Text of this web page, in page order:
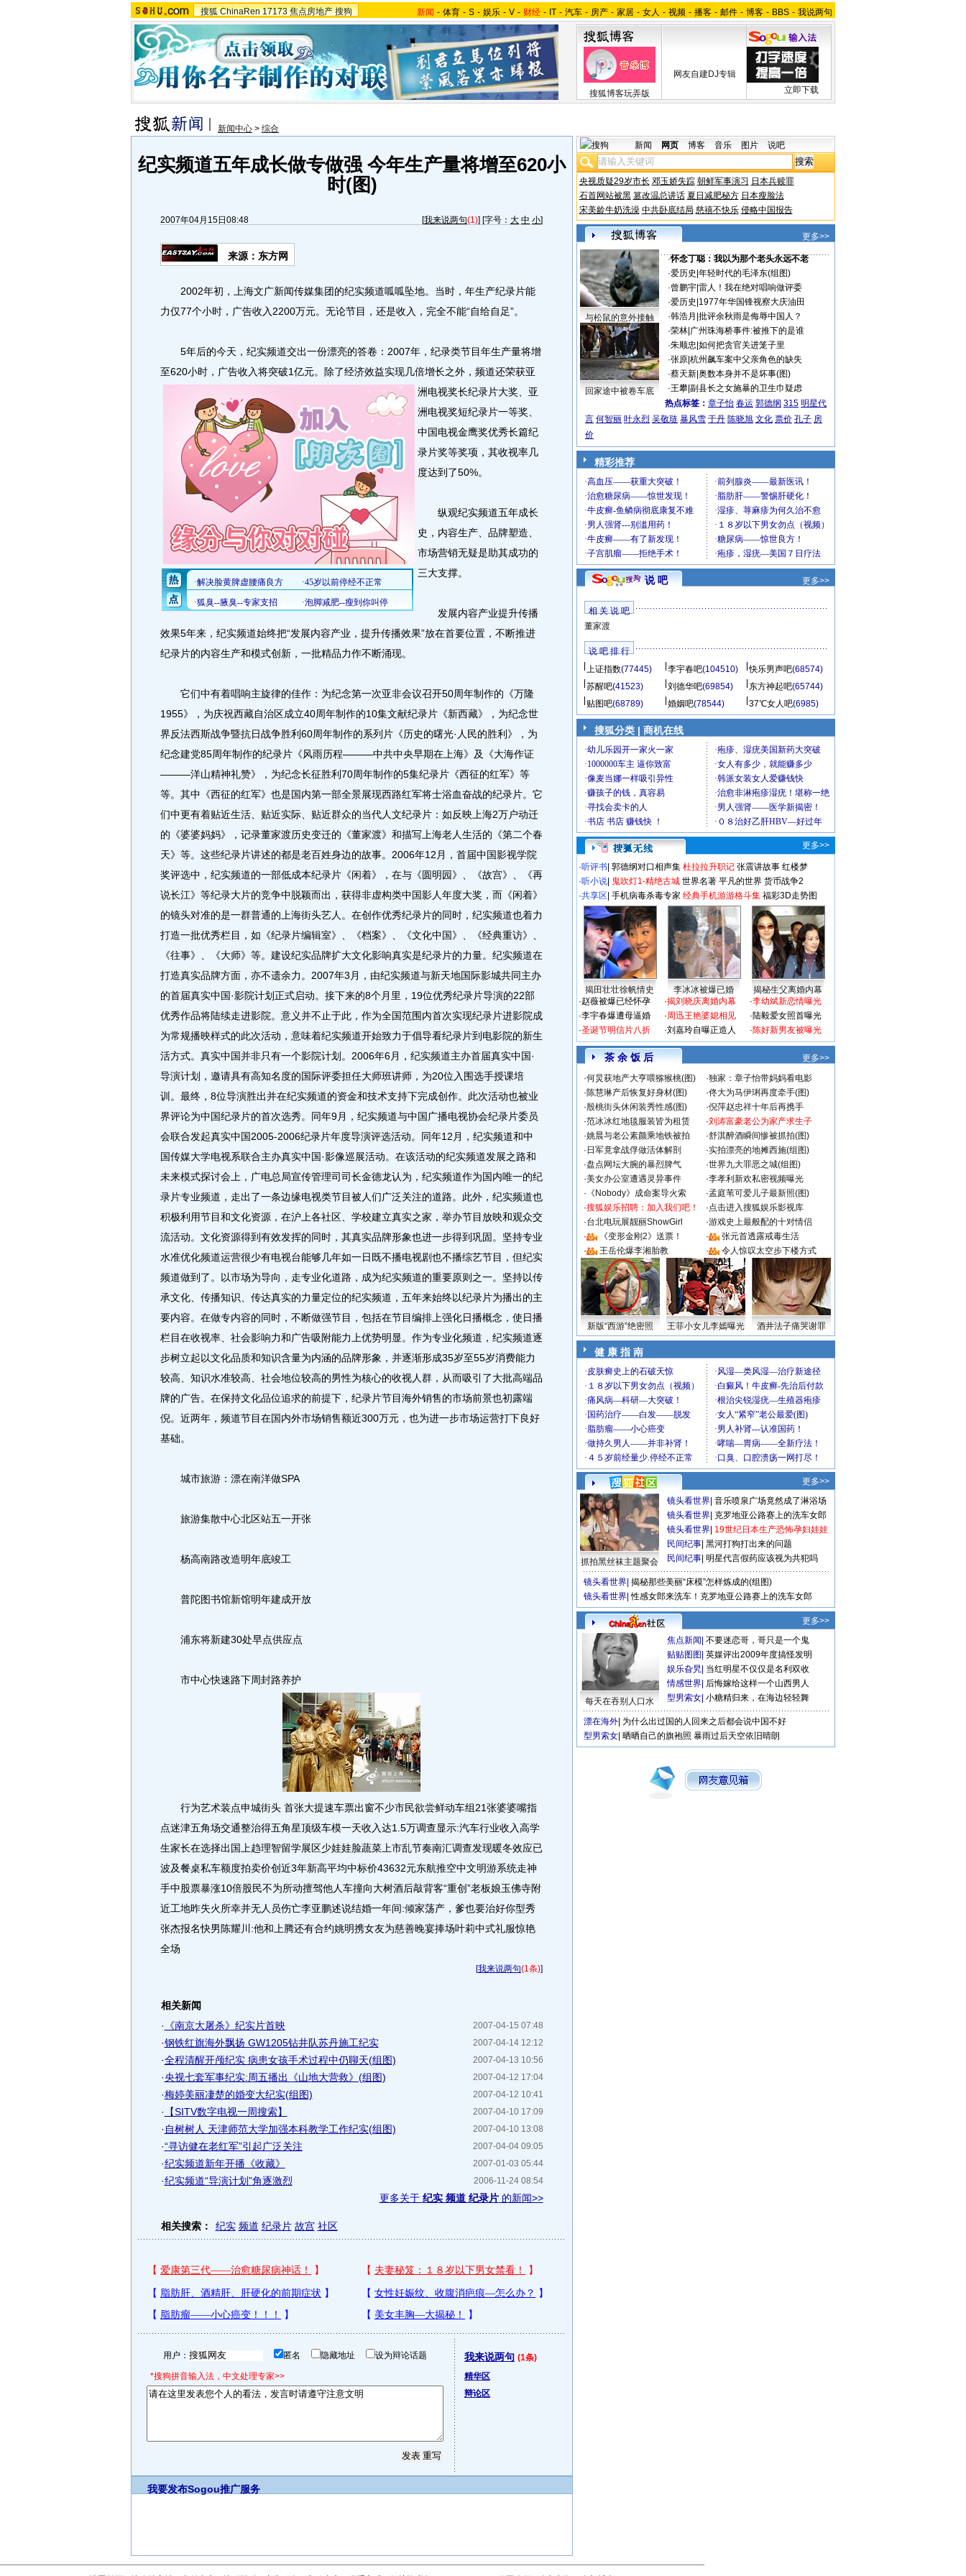
搜狐 ChinaRen 17173 焦点房地产 搜狗 新闻 - 体育 - S - 娱乐 - V - 财经 - IT - 汽车 - 房产 - 家居 - 女人 - 视频 - 播客 - 邮件 - 博客 - BBS - 我说两句
搜狐博客玩弄版
网友自建DJ专辑
立即下载
新闻中心 > 综合
纪实频道五年成长做专做强 今年生产量将增至620小
时(图)
2007年04月15日08:48 [我来说两句(1)] [字号： 大 中 小]
来源：东方网
2002年初，上海文广新闻传媒集团的纪实频道呱呱坠地。当时，年生产纪录片能
力仅77个小时，广告收入2200万元。无论节目，还是收入，完全不能“自给自足”。
5年后的今天，纪实频道交出一份漂亮的答卷：2007年，纪录类节目年生产量将增
至620小时，广告收入将突破1亿元。 除了经济效益实现几倍增长之外，频道还荣获亚
洲电视奖长纪录片大奖、亚
洲电视奖短纪录片一等奖、
中国电视金鹰奖优秀长篇纪
录片奖等奖项，其收视率几
度达到了50%。
纵观纪实频道五年成长
史，内容生产、品牌塑造、
市场营销无疑是助其成功的
三大支撑。
发展内容产业提升传播
效果5年来，纪实频道始终把“发展内容产业，提升传播效果”放在首要位置，不断推进
纪录片的内容生产和模式创新，一批精品力作不断涌现。
它们中有着唱响主旋律的佳作：为纪念第一次亚非会议召开50周年制作的《万隆
1955》，为庆祝西藏自治区成立40周年制作的10集文献纪录片《新西藏》，为纪念世
界反法西斯战争暨抗日战争胜利60周年制作的系列片《历史的曙光·人民的胜利》，为
纪念建党85周年制作的纪录片《风雨历程———中共中央早期在上海》及《大海作证
———洋山精神礼赞》，为纪念长征胜利70周年制作的5集纪录片《西征的红军》等
等。其中《西征的红军》也是国内第一部全景展现西路红军将士浴血奋战的纪录片。它
们中更有着贴近生活、贴近实际、贴近群众的当代人文纪录片：如反映上海2万户动迁
的《婆婆妈妈》，记录董家渡历史变迁的《董家渡》和描写上海老人生活的《第二个春
天》等。这些纪录片讲述的都是老百姓身边的故事。2006年12月，首届中国影视学院
奖评选中，纪实频道的一部低成本纪录片《闲着》，在与《圆明园》、《故宫》、《再
说长江》等纪录大片的竞争中脱颖而出，获得非虚构类中国影人年度大奖，而《闲着》
的镜头对准的是一群普通的上海街头艺人。在创作优秀纪录片的同时，纪实频道也着力
打造一批优秀栏目，如《纪录片编辑室》、《档案》、《文化中国》、《经典重访》、
《往事》、《大师》等。建设纪实品牌扩大文化影响真实是纪录片的力量。纪实频道在
打造真实品牌方面，亦不遗余力。2007年3月，由纪实频道与新天地国际影城共同主办
的首届真实中国·影院计划正式启动。接下来的8个月里，19位优秀纪录片导演的22部
优秀作品将陆续走进影院。意义并不止于此，作为全国范围内首次实现纪录片进影院成
为常规播映样式的此次活动，意味着纪实频道开始致力于倡导看纪录片到电影院的新生
活方式。真实中国并非只有一个影院计划。2006年6月，纪实频道主办首届真实中国·
导演计划，邀请具有高知名度的国际评委担任大师班讲师，为20位入围选手授课培
训。最终，8位导演胜出并在纪实频道的资金和技术支持下完成创作。此次活动也被业
界评论为中国纪录片的首次选秀。同年9月，纪实频道与中国广播电视协会纪录片委员
会联合发起真实中国2005-2006纪录片年度导演评选活动。同年12月，纪实频道和中
国传媒大学电视系联合主办真实中国·影像巡展活动。在该活动的纪实频道发展之路和
未来模式探讨会上，广电总局宣传管理司司长金德龙认为，纪实频道作为国内唯一的纪
录片专业频道，走出了一条边缘电视类节目被人们广泛关注的道路。此外，纪实频道也
积极利用节目和文化资源，在沪上各社区、学校建立真实之家，举办节目放映和观众交
流活动。文化资源得到有效发挥的同时，其真实品牌形象也进一步得到巩固。坚持专业
水准优化频道运营很少有电视台能够几年如一日既不播电视剧也不播综艺节目，但纪实
频道做到了。以市场为导向，走专业化道路，成为纪实频道的重要原则之一。坚持以传
承文化、传播知识、传达真实的力量定位的纪实频道，五年来始终以纪录片为播出的主
要内容。在做专内容的同时，不断做强节目，包括在节目编排上强化日播概念，使日播
栏目在收视率、社会影响力和广告吸附能力上优势明显。作为专业化频道，纪实频道逐
步树立起以文化品质和知识含量为内涵的品牌形象，并逐渐形成35岁至55岁消费能力
较高、知识水准较高、社会地位较高的男性为核心的收视人群，从而吸引了大批高端品
牌的广告。在保持文化品位追求的前提下，纪录片节目海外销售的市场前景也初露端
倪。近两年，频道节目在国内外市场销售额近300万元，也为进一步市场运营打下良好
基础。
城市旅游：漂在南洋做SPA
旅游集散中心北区站五一开张
杨高南路改造明年底竣工
普陀图书馆新馆明年建成开放
浦东将新建30处早点供应点
市中心快速路下周封路养护
行为艺术装点申城街头 首张大提速车票出窗不少市民欲尝鲜动车组21张婆婆嘴指
点迷津五角场交通整治得五角星顶级车模一天收入达1.5万调查显示:汽车行业收入高学
生家长在选择出国上趋理智留学展区少娃娃脸蔬菜上市乱节奏南汇调查发现暖冬效应已
波及餐桌私车额度拍卖价创近3年新高平均中标价43632元东航推空中文明游系统走神
手中股票暴涨10倍股民不为所动擅驾他人车撞向大树酒后敲背客“重创”老板娘玉佛寺附
近工地昨失火所幸并无人员伤亡李亚鹏述说结婚一年间:倾家荡产，爹也要治好你型秀
张杰报名快男陈耀川:他和上腾还有合约姚明携女友为慈善晚宴捧场叶莉中式礼服惊艳
全场
[我来说两句(1条)]
相关新闻
2007-04-15 07:48
· 《南京大屠杀》纪实片首映
2007-04-14 12:12
·钢铁红旗海外飘扬 GW1205钻井队苏丹施工纪实
2007-04-13 10:56
·全程清醒开颅纪实 病患女孩手术过程中仍聊天(组图)
2007-04-12 17:04
·央视七套军事纪实:周五播出《山地大营救》(组图)
2007-04-12 10:41
·梅婷美丽凄楚的婚变大纪实(组图)
2007-04-10 17:09
· 【SITV数字电视一周搜索】
2007-04-10 13:08
· 自树树人 天津师范大学加强本科教学工作纪实(组图)
2007-04-04 09:05
·“寻访健在老红军”引起广泛关注
2007-01-03 05:44
·纪实频道新年开播《收藏》
2006-11-24 08:54
·纪实频道“导演计划”角逐激烈
更多关于 纪实 频道 纪录片的新闻>>
相关搜索： 纪实 频道 纪录片 故宫 社区
用户： 匿名 隐藏地址 设为辩论话题
*搜狗拼音输入法，中文处理专家>>
我来说两句 (1条)
精华区
辩论区
我要发布Sogou推广服务
新闻 网页 博客 音乐 图片 说吧
央视质疑29岁市长 邓玉娇失踪 朝鲜军事演习 日本兵赎罪
石首网站被黑 篡改温总讲话 夏日减肥秘方 日本瘦脸法
宋美龄牛奶洗澡 中共卧底结局 慈禧不快乐 侵略中国报告
更多>>
与松鼠的意外接触
回家途中被卷车底
·怀念丁聪：我以为那个老头永远不老
·爱历史 年轻时代的毛泽东(组图)
·曾鹏宇| 雷人！我在绝对唱响做评委
·爱历史 1977年华国锋视察大庆油田
·韩浩月 批评余秋雨是侮辱中国人？
·荣林| 广州珠海桥事件:被推下的是谁
·朱顺忠 如何把贪官关进笼子里
·张原| 杭州飙车案中父亲角色的缺失
·蔡天新| 奥数本身并不是坏事(图)
·王攀| 副县长之女施暴的卫生巾疑虑
热点标签： 章子怡 春运 郭德纲 315 明星代
言 何智丽 叶永烈 吴敬琏 暴风雪 于丹 陈晓旭 文化 票价 孔子 房
价
精彩推荐
说 吧 更多>>
相 关 说 吧
董家渡
说 吧 排 行
上证指数(77445) 李宇春吧(104510) 快乐男声吧(68574)
苏醒吧(41523) 刘德华吧(69854) 东方神起吧(65744)
贴图吧(68789) 婚姻吧(78544) 37℃女人吧(6985)
搜狐分类 | 商机在线
更多>>
·听评书 郭德纲对口相声集 杜拉拉升职记 张震讲故事 红楼梦
·听小说 鬼吹灯1-精绝古城 世界名著 平凡的世界 货币战争2
·共享区 手机病毒杀毒专家 经典手机游游格斗集 福彩3D走势图
揭田壮壮徐帆情史 李冰冰被爆已婚
揭秘生父离婚内幕
·赵薇被爆已经怀孕
·李宇春爆遭母逼婚
·圣诞节明信片八折
·揭刘晓庆离婚内幕
·周迅王艳婆媳相见
·刘嘉玲自曝正造人
·李幼斌新恋情曝光
·陆毅爱女照首曝光
·陈好新男友被曝光
茶 余 饭 后
更多>>
·何炅获地产大亨喂猕猴桃(图) ·独家：章子怡带妈妈看电影
·陈慧琳产后恢复好身材(图) ·佟大为马伊琍再度牵手(图)
·殷桃街头休闲装秀性感(图) ·倪萍赵忠祥十年后再携手
·范冰冰红地毯服装皆为租赁 ·刘涛富豪老公为家产求生子
·姚晨与老公素颜乘地铁被拍 ·舒淇醉酒瞬间惨被抓拍(图)
· 日军竟拿战俘做活体解剖 ·实拍漂亮的地摊西施(组图)
·盘点网坛大腕的暴烈脾气 ·世界九大罪恶之城(组图)
·美女办公室遭遇灵异事件 ·李孝利新欢私密视频曝光
· 《Nobody》成命案导火索 ·孟庭苇可爱儿子最新照(图)
·搜狐娱乐招聘：加入我们吧！ ·点击进入搜狐娱乐影视库
·台北电玩展靓丽ShowGirl ·游戏史上最般配的十对情侣
·
《变形金刚2》送票！ ·
张元首透露戒毒生活
·
王岳伦爆李湘胎教 · 令人惊叹太空步下楼方式
新版“西游”绝密照 王菲小女儿李嫣曝光 酒井法子痛哭谢罪
健 康 指 南
更多>>
抓拍黑丝袜主题聚会
镜头看世界 音乐喷泉广场竟然成了淋浴场
镜头看世界 克罗地亚公路赛上的洗车女郎
镜头看世界 19世纪日本生产恐怖孕妇娃娃
民间纪事 黑河打狗打出来的问题
民间纪事 明星代言假药应该视为共犯吗
镜头看世界 揭秘那些美丽“床模”怎样炼成的(组图)
镜头看世界 性感女郎来洗车！克罗地亚公路赛上的洗车女郎
更多>>
每天在吞别人口水
焦点新闻 不要迷恋哥，哥只是一个鬼
贴贴图图 英媒评出2009年度搞怪发明
娱乐旮旯 当红明星不仅仅是名利双收
情感世界 后悔嫁给这样一个山西男人
型男索女 小糖精归来，在海边轻轻舞
漂在海外 为什么出过国的人回来之后都会说中国不好
型男索女 晒晒自己的旗袍照 暴雨过后天空依旧晴朗